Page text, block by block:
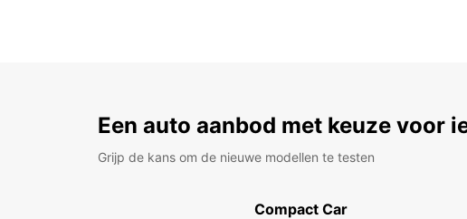
Een auto aanbod met keuze voor
Grijp de kans om de nieuwe modellen te testen
Compact Car